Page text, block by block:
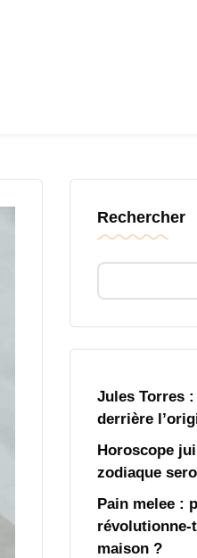
Rechercher
Jules Torres
derrière
Horoscope
zodiaque
Pain melee :
révolutionne-
maison ?